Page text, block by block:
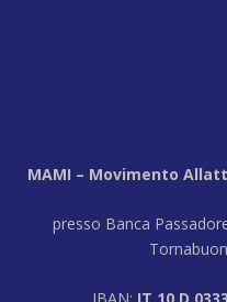
MAMI – Movimento
presso Banca